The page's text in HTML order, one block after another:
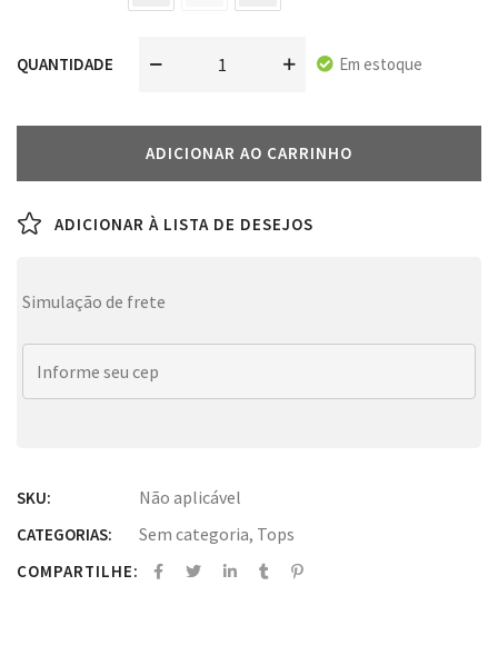
QUANTIDADE Em estoque
ADICIONAR AO CARRINHO
ADICIONAR À LISTA DE DESEJOS
Simulação de frete
SKU: Não aplicável
CATEGORIAS: Sem categoria, Tops
COMPARTILHE: